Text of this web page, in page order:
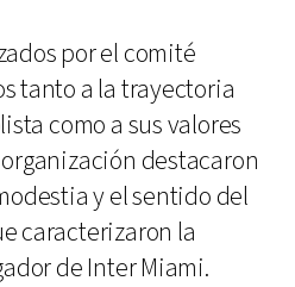
por el comité
tanto a la trayectoria
como a sus valores
destacaron
y el sentido del
caracterizaron la
de Inter Miami.